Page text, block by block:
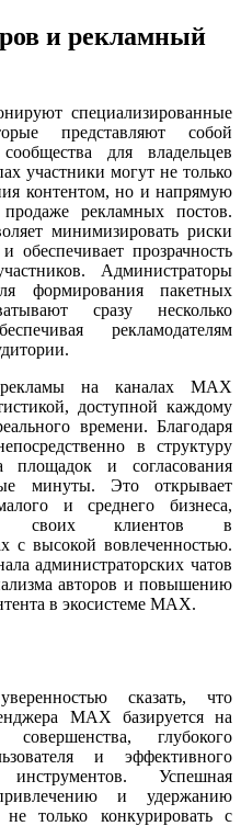
и рекламный
специализированные
представляют собой
для владельцев
участники могут не только
контентом, но и напрямую
рекламных постов.
минимизировать риски
прозрачность
Администраторы
формирования пакетных
сразу несколько
рекламодателям
рекламы на каналах MAX
доступной каждому
времени. Благодаря
в структуру
площадок и согласования
минуты. Это открывает
и среднего бизнеса,
своих клиентов в
с высокой вовлеченностью.
администраторских чатов
авторов и повышению
в экосистеме MAX.
сказать, что
MAX базируется на
совершенства, глубокого
и эффективного
Успешная
и удержанию
не только конкурировать с